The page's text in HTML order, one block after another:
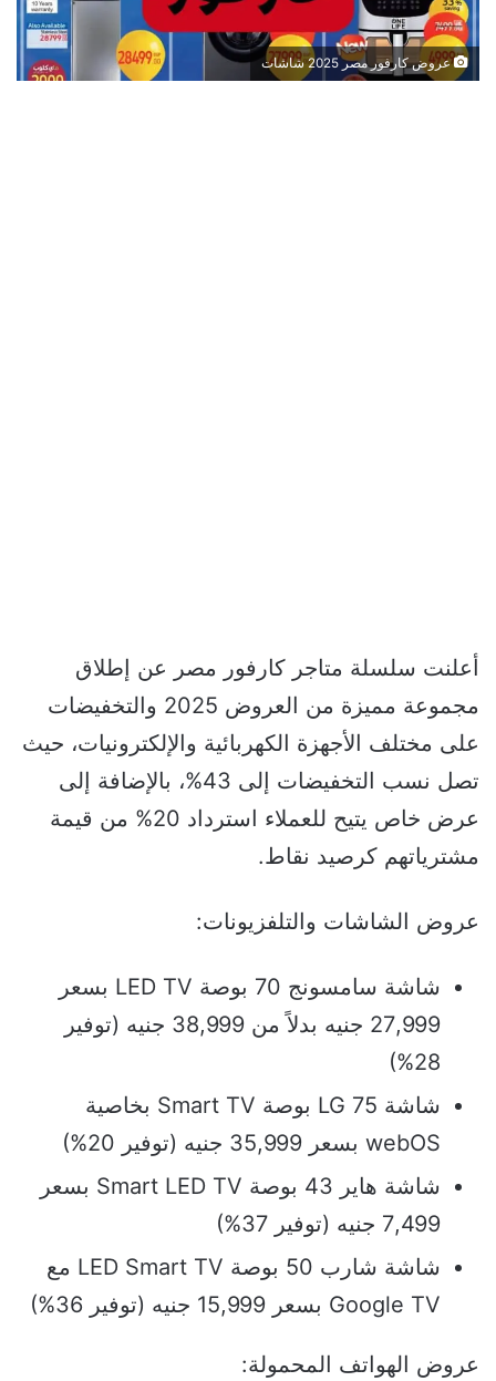
عروض كارفور مصر 2025 شاشات
أعلنت سلسلة متاجر كارفور مصر عن إطلاق
مجموعة مميزة من العروض 2025 والتخفيضات
على مختلف الأجهزة الكهربائية والإلكترونيات، حيث
تصل نسب التخفيضات إلى 43%، بالإضافة إلى
عرض خاص يتيح للعملاء استرداد 20% من قيمة
مشترياتهم كرصيد نقاط.
عروض الشاشات والتلفزيونات:
شاشة سامسونج 70 بوصة LED TV بسعر
27,999 جنيه بدلاً من 38,999 جنيه (توفير
28%)
شاشة LG 75 بوصة Smart TV بخاصية
webOS بسعر 35,999 جنيه (توفير 20%)
شاشة هاير 43 بوصة Smart LED TV بسعر
7,499 جنيه (توفير 37%)
شاشة شارب 50 بوصة LED Smart TV مع
Google TV بسعر 15,999 جنيه (توفير 36%)
عروض الهواتف المحمولة: